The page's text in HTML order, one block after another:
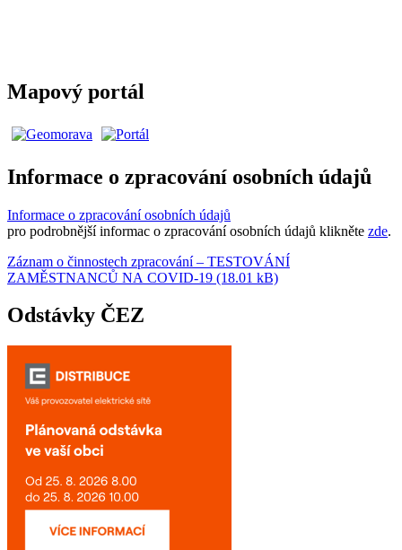
Mapový portál
Informace o zpracování osobních údajů
Informace o zpracování osobních údajů
pro podrobnější informac o zpracování osobních údajů klikněte zde.
Záznam o činnostech zpracování – TESTOVÁNÍ
ZAMĚSTNANCŮ NA COVID-19 (18.01 kB)
Odstávky ČEZ